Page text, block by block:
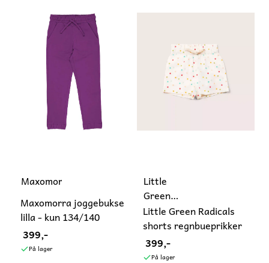
Maxomorra
Maxomorra joggebukse
lilla - kun 134/140
399,-
På lager
Little
Green
Radicals
Little Green Radicals
shorts regnbueprikker
399,-
På lager